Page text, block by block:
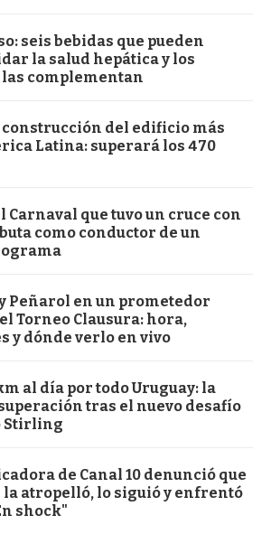
seis bebidas que pueden
la salud hepática y los
las complementan
construcción del edificio más
Latina: superará los 470
Carnaval que tuvo un cruce con
como conductor de un
Peñarol en un prometedor
Torneo Clausura: hora,
y dónde verlo en vivo
al día por todo Uruguay: la
tras el nuevo desafío
Stirling
de Canal 10 denunció que
la atropelló, lo siguió y enfrentó
shock"